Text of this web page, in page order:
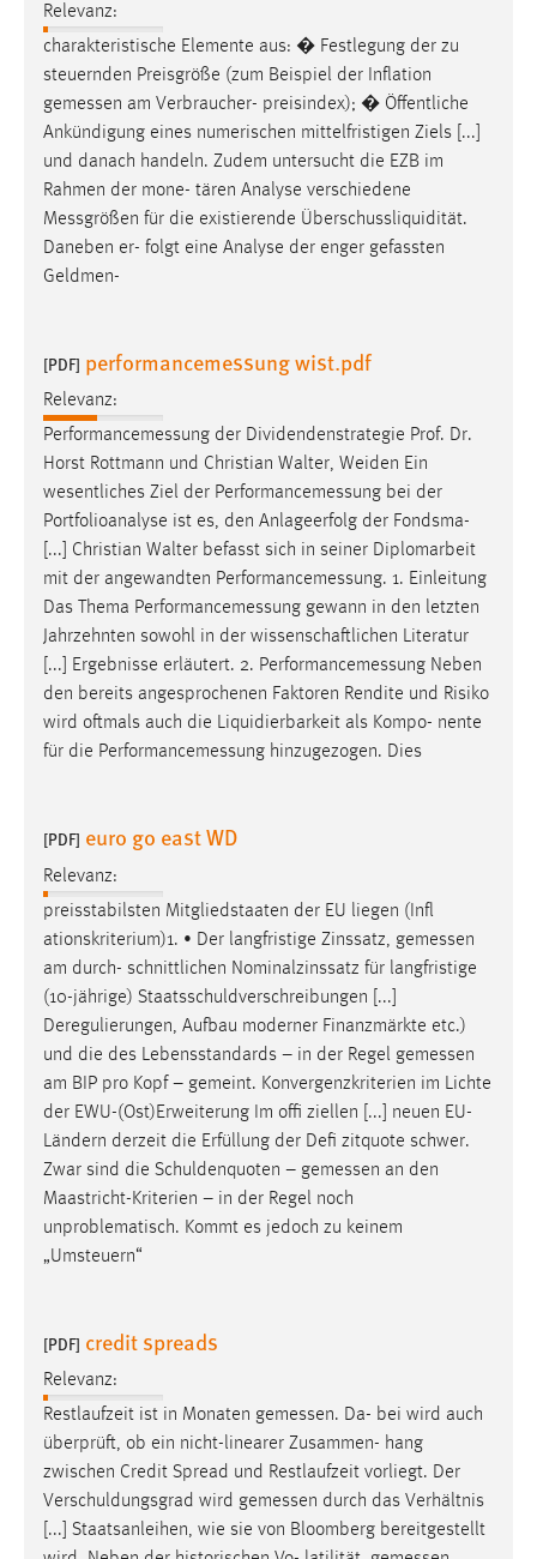
Relevanz:
charakteristische Elemente aus: � Festlegung der zu
steuernden Preisgröße (zum Beispiel der Inflation
gemessen am Verbraucher- preisindex); � Öffentliche
Ankündigung eines numerischen mittelfristigen Ziels [...]
und danach handeln. Zudem untersucht die EZB im
Rahmen der mone- tären Analyse verschiedene
Messgrößen für die existierende Überschussliquidität.
Daneben er- folgt eine Analyse der enger gefassten
Geldmen-
[PDF] performancemessung wist.pdf
Relevanz:
Performancemessung der Dividendenstrategie Prof. Dr.
Horst Rottmann und Christian Walter, Weiden Ein
wesentliches Ziel der Performancemessung bei der
Portfolioanalyse ist es, den Anlageerfolg der Fondsma-
[...] Christian Walter befasst sich in seiner Diplomarbeit
mit der angewandten Performancemessung. 1. Einleitung
Das Thema Performancemessung gewann in den letzten
Jahrzehnten sowohl in der wissenschaftlichen Literatur
[...] Ergebnisse erläutert. 2. Performancemessung Neben
den bereits angesprochenen Faktoren Rendite und Risiko
wird oftmals auch die Liquidierbarkeit als Kompo- nente
für die Performancemessung hinzugezogen. Dies
[PDF] euro go east WD
Relevanz:
preisstabilsten Mitgliedstaaten der EU liegen (Infl
ationskriterium)1. • Der langfristige Zinssatz, gemessen
am durch- schnittlichen Nominalzinssatz für langfristige
(10-jährige) Staatsschuldverschreibungen [...]
Deregulierungen, Aufbau moderner Finanzmärkte etc.)
und die des Lebensstandards – in der Regel gemessen
am BIP pro Kopf – gemeint. Konvergenzkriterien im Lichte
der EWU-(Ost)Erweiterung Im offi ziellen [...] neuen EU-
Ländern derzeit die Erfüllung der Defi zitquote schwer.
Zwar sind die Schuldenquoten – gemessen an den
Maastricht-Kriterien – in der Regel noch
unproblematisch. Kommt es jedoch zu keinem
„Umsteuern“
[PDF] credit spreads
Relevanz:
Restlaufzeit ist in Monaten gemessen. Da- bei wird auch
überprüft, ob ein nicht-linearer Zusammen- hang
zwischen Credit Spread und Restlaufzeit vorliegt. Der
Verschuldungsgrad wird gemessen durch das Verhältnis
[...] Staatsanleihen, wie sie von Bloomberg bereitgestellt